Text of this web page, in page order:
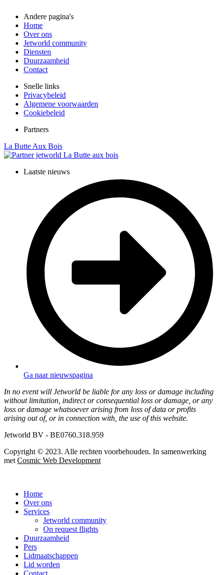
Andere pagina's
Home
Over ons
Jetworld community
Diensten
Duurzaamheid
Contact
Snelle links
Privacybeleid
Algemene voorwaarden
Cookiebeleid
Partners
La Butte Aux Bois
Laatste nieuws
Ga naar nieuwspagina
In no event will Jetworld be liable for any loss or damage including
without limitation, indirect or consequential loss or damage, or any
loss or damage whatsoever arising from loss of data or profits
arising out of, or in connection with, the use of this website.
Jetworld BV - BE0760.318.959
Copyright © 2023. Alle rechten voorbehouden. In samenwerking
met Cosmic Web Development
Home
Over ons
Services
Jetworld community
On request flights
Duurzaamheid
Pers
Lidmaatschappen
Lid worden
Contact